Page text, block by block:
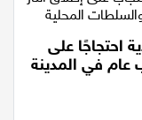
احتجاجًا على
عام في المدينة